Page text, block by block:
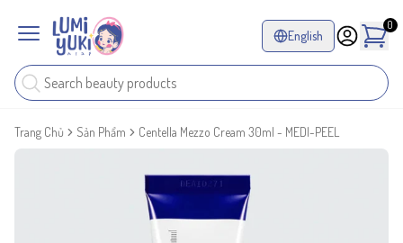
English
0
Trang Chủ Sản Phẩm Centella Mezzo Cream 30ml - MEDI-PEEL